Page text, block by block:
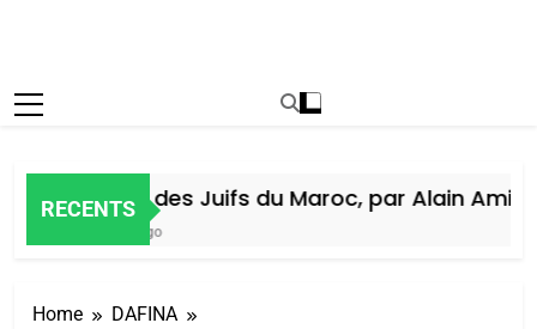
RECENTS
Histoire des Juifs du Maroc, par Alain Amiel
Home
DAFINA